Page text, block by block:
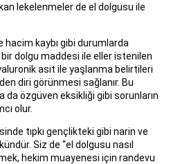
lekelenmeler de el dolgusu ile
hacim kaybı gibi durumlarda
dolgu maddesi ile eller istenilen
asit ile yaşlanma belirtileri
diri görünmesi sağlanır. Bu
özgüven eksikliği gibi sorunların
olur.
tıpkı gençlikteki gibi narin ve
Siz de “el dolgusu nasıl
hekim muayenesi için randevu